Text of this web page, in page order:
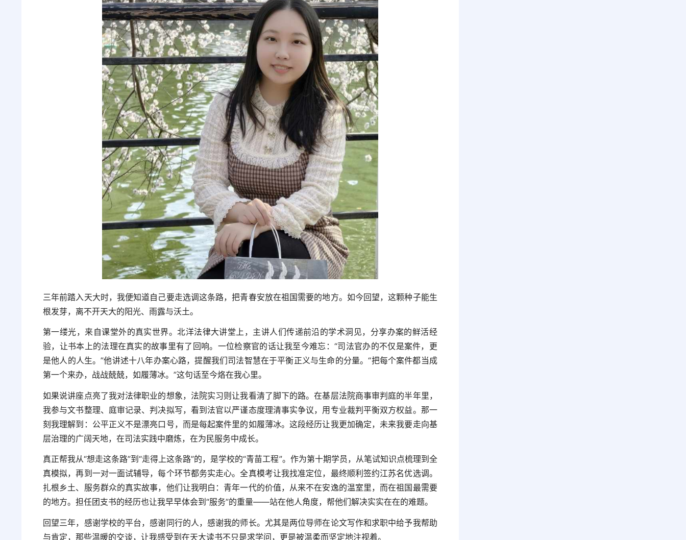
三年前踏入天大时，我便知道自己要走选调这条路，把青春安放在祖国需要的地方。如今回望，这颗种子能生
根发芽，离不开天大的阳光、雨露与沃土。
第一缕光，来自课堂外的真实世界。北洋法律大讲堂上，主讲人们传递前沿的学术洞见，分享办案的鲜活经
验，让书本上的法理在真实的故事里有了回响。一位检察官的话让我至今难忘：“司法官办的不仅是案件，更
是他人的人生。”他讲述十八年办案心路，提醒我们司法智慧在于平衡正义与生命的分量。“把每个案件都当成
第一个来办，战战兢兢，如履薄冰。”这句话至今烙在我心里。
如果说讲座点亮了我对法律职业的想象，法院实习则让我看清了脚下的路。在基层法院商事审判庭的半年里，
我参与文书整理、庭审记录、判决拟写，看到法官以严谨态度理清事实争议，用专业裁判平衡双方权益。那一
刻我理解到：公平正义不是漂亮口号，而是每起案件里的如履薄冰。这段经历让我更加确定，未来我要走向基
层治理的广阔天地，在司法实践中磨炼，在为民服务中成长。
真正帮我从“想走这条路”到“走得上这条路”的，是学校的“青苗工程”。作为第十期学员，从笔试知识点梳理到全
真模拟，再到一对一面试辅导，每个环节都务实走心。全真模考让我找准定位，最终顺利签约江苏名优选调。
扎根乡土、服务群众的真实故事，他们让我明白：青年一代的价值，从来不在安逸的温室里，而在祖国最需要
的地方。担任团支书的经历也让我早早体会到“服务”的重量——站在他人角度，帮他们解决实实在在的难题。
回望三年，感谢学校的平台，感谢同行的人，感谢我的师长。尤其是两位导师在论文写作和求职中给予我帮助
与肯定，那些温暖的交谈，让我感受到在天大读书不只是求学问，更是被温柔而坚定地注视着。